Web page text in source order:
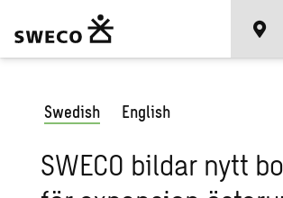
Swedish English
SWECO bildar nytt